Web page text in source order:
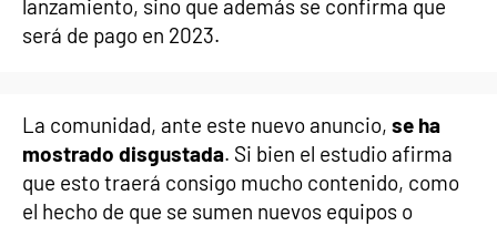
lanzamiento, sino que además se confirma que
será de pago en 2023.
La comunidad, ante este nuevo anuncio, se ha
mostrado disgustada. Si bien el estudio afirma
que esto traerá consigo mucho contenido, como
el hecho de que se sumen nuevos equipos o